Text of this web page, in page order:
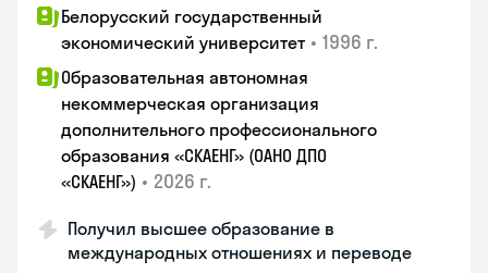
Белорусский государственный
экономический университет • 1996 г.
Образовательная автономная
некоммерческая организация
дополнительного профессионального
образования «СКАЕНГ» (ОАНО ДПО
«СКАЕНГ») • 2026 г.
Получил высшее образование в
международных отношениях и переводе